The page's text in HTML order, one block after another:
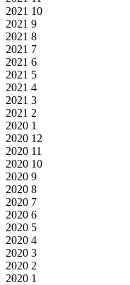
2021 10
2021 9
2021 8
2021 7
2021 6
2021 5
2021 4
2021 3
2021 2
2020 1
2020 12
2020 11
2020 10
2020 9
2020 8
2020 7
2020 6
2020 5
2020 4
2020 3
2020 2
2020 1